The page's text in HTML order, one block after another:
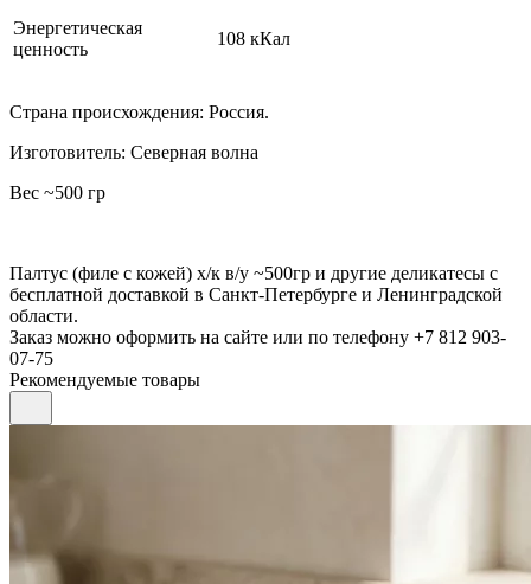
Энергетическая
ценность
108 кКал
Страна происхождения: Россия.
Изготовитель: Северная волна
Вес ~500 гр
Палтус (филе с кожей) х/к в/у ~500гр и другие деликатесы с
бесплатной доставкой в Санкт-Петербурге и Ленинградской
области.
Заказ можно оформить на сайте или по телефону +7 812 903-
07-75
Рекомендуемые товары